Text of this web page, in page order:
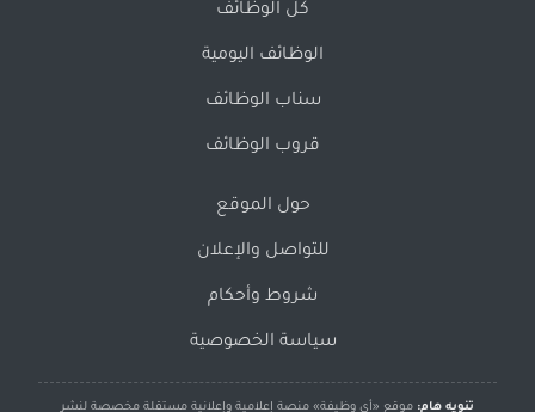
كل الوظائف
الوظائف اليومية
سناب الوظائف
قروب الوظائف
حول الموقع
للتواصل والإعلان
شروط وأحكام
سياسة الخصوصية
تنويه هام: موقع «أي وظيفة» منصة إعلامية وإعلانية مستقلة مخصصة لنشر